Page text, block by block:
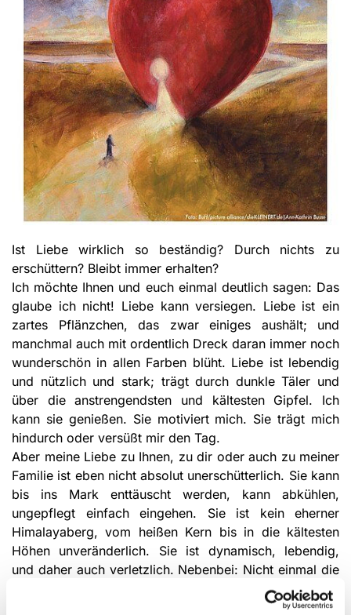
Ist Liebe wirklich so beständig? Durch nichts zu
erschüttern? Bleibt immer erhalten?
Ich möchte Ihnen und euch einmal deutlich sagen: Das
glaube ich nicht! Liebe kann versiegen. Liebe ist ein
zartes Pflänzchen, das zwar einiges aushält; und
manchmal auch mit ordentlich Dreck daran immer noch
wunderschön in allen Farben blüht. Liebe ist lebendig
und nützlich und stark; trägt durch dunkle Täler und
über die anstrengendsten und kältesten Gipfel. Ich
kann sie genießen. Sie motiviert mich. Sie trägt mich
hindurch oder versüßt mir den Tag.
Aber meine Liebe zu Ihnen, zu dir oder auch zu meiner
Familie ist eben nicht absolut unerschütterlich. Sie kann
bis ins Mark enttäuscht werden, kann abkühlen,
ungepflegt einfach eingehen. Sie ist kein eherner
Himalayaberg, vom heißen Kern bis in die kältesten
Höhen unveränderlich. Sie ist dynamisch, lebendig,
und daher auch verletzlich. Nebenbei: Nicht einmal die
Berge im Himalaya sind unveränderlich. Auch sie
leben: steigen, brechen, sind den tektonischen Tiden